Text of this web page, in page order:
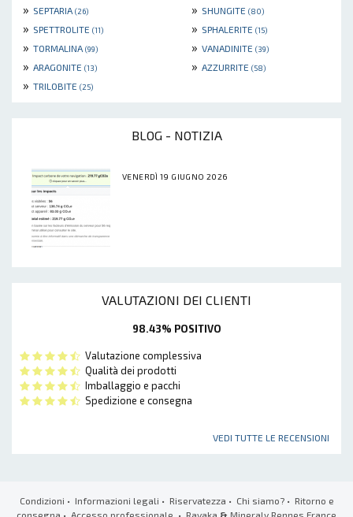
» SEPTARIA (26) » SHUNGITE (80)
» SPETTROLITE (11) » SPHALERITE (15)
» TORMALINA (99) » VANADINITE (39)
» ARAGONITE (13) » AZZURRITE (58)
» TRILOBITE (25)
BLOG - NOTIZIA
VENERDÌ 19 GIUGNO 2026
VALUTAZIONI DEI CLIENTI
98.43% POSITIVO
Valutazione complessiva
Qualità dei prodotti
Imballaggio e pacchi
Spedizione e consegna
VEDI TUTTE LE RECENSIONI
Condizioni • Informazioni legali • Riservatezza • Chi siamo?• Ritorno e